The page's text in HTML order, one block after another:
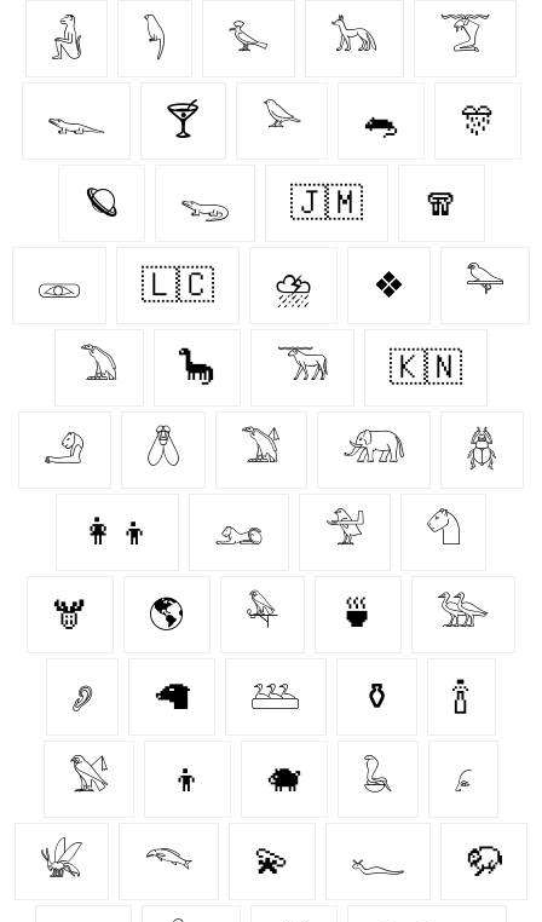
𓃻 𓆐 𓅙 𓃥 𓄆
𓆊 🍸 𓅪 🐀 🎊
🪐 𓆌 🇯🇲 🧣
𓁽 🇱🇨 ⛈️ ❖ 𓅍
𓅐 🦕 𓃞 🇰🇳
𓄂 𓆦 𓅑 𓃰 𓆣
👩‍👦 𓃭 𓅴 𓄇
🫎 🌎 𓅆 🍵 𓅺
𓂈 🦙 𓅹 ⚱️ 🍾
𓅄 👦 🐗 𓆘 𓂊
𓆤 𓆞 💫 𓆑 🦬